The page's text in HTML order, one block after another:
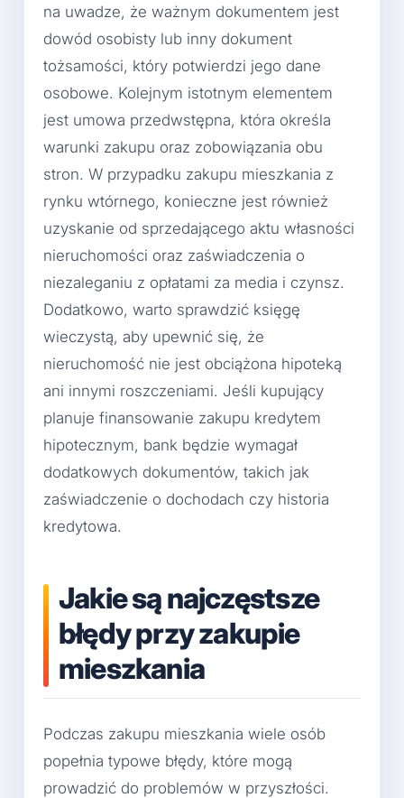
na uwadze, że ważnym dokumentem jest
dowód osobisty lub inny dokument
tożsamości, który potwierdzi jego dane
osobowe. Kolejnym istotnym elementem
jest umowa przedwstępna, która określa
warunki zakupu oraz zobowiązania obu
stron. W przypadku zakupu mieszkania z
rynku wtórnego, konieczne jest również
uzyskanie od sprzedającego aktu własności
nieruchomości oraz zaświadczenia o
niezaleganiu z opłatami za media i czynsz.
Dodatkowo, warto sprawdzić księgę
wieczystą, aby upewnić się, że
nieruchomość nie jest obciążona hipoteką
ani innymi roszczeniami. Jeśli kupujący
planuje finansowanie zakupu kredytem
hipotecznym, bank będzie wymagał
dodatkowych dokumentów, takich jak
zaświadczenie o dochodach czy historia
kredytowa.
Jakie są najczęstsze
błędy przy zakupie
mieszkania
Podczas zakupu mieszkania wiele osób
popełnia typowe błędy, które mogą
prowadzić do problemów w przyszłości.